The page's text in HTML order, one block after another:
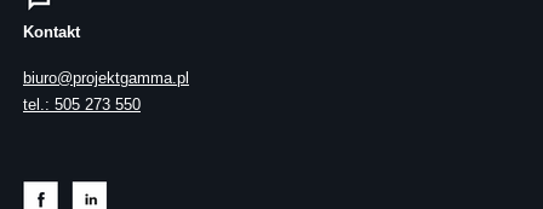
Kontakt
biuro@projektgamma.pl
tel.: 505 273 550